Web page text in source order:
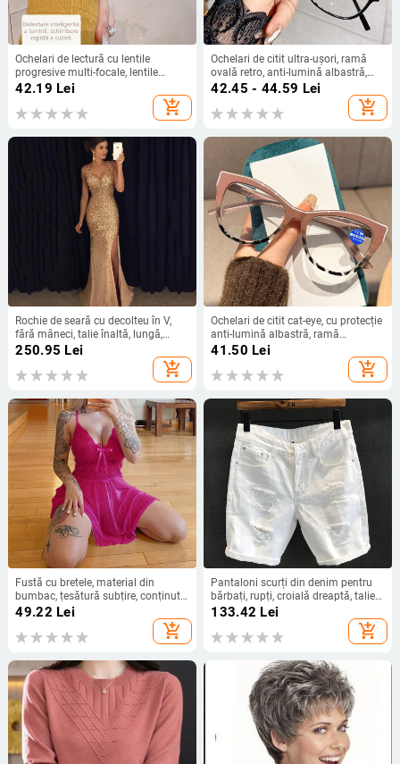
Ochelari de lectură cu lentile
progresive multi-focale, lentile
fotokromice și protecție împotriva
luminii albastre, protecție UV
42.19 Lei
add_shopping_cart
Ochelari de citit ultra-ușori, ramă
ovală retro, anti-lumină albastră,
lentile monofocale
42.45 - 44.59 Lei
add_shopping_cart
Rochie de seară cu decolteu în V,
fără mâneci, talie înaltă, lungă,
fustă în croi leagăn, poliester,
250.95 Lei
add_shopping_cart
Ochelari de citit cat-eye, cu protecție
anti-lumină albastră, ramă
completă, brațe cu arc, pentru adulți
41.50 Lei
add_shopping_cart
Fustă cu bretele, material din
bumbac, țesătură subțire, conținut
principal de țesătură 30-50%
49.22 Lei
add_shopping_cart
Pantaloni scurți din denim pentru
bărbați, rupți, croială dreaptă, talie
medie, 70% bumbac, spălați
133.42 Lei
add_shopping_cart